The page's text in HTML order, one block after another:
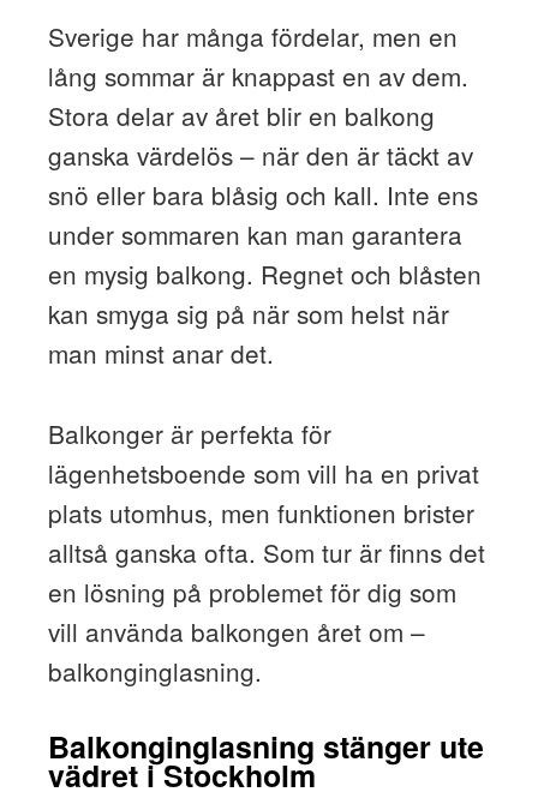
Sverige har många fördelar, men en
lång sommar är knappast en av dem.
Stora delar av året blir en balkong
ganska värdelös – när den är täckt av
snö eller bara blåsig och kall. Inte ens
under sommaren kan man garantera
en mysig balkong. Regnet och blåsten
kan smyga sig på när som helst när
man minst anar det.
Balkonger är perfekta för
lägenhetsboende som vill ha en privat
plats utomhus, men funktionen brister
alltså ganska ofta. Som tur är finns det
en lösning på problemet för dig som
vill använda balkongen året om –
balkonginglasning.
Balkonginglasning stänger ute
vädret i Stockholm